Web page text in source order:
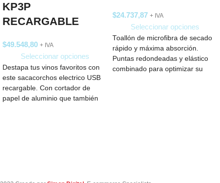
KP3P
RECARGABLE
$49.548,80 + IVA
Seleccionar opciones
Destapa tus vinos favoritos con
este sacacorchos electrico USB
recargable. Con cortador de
papel de aluminio que también
$24.737,87 + IVA
Seleccionar opciones
Toallón de microfibra de secado
rápido y máxima absorción.
Puntas redondeadas y elástico
combinado para optimizar su